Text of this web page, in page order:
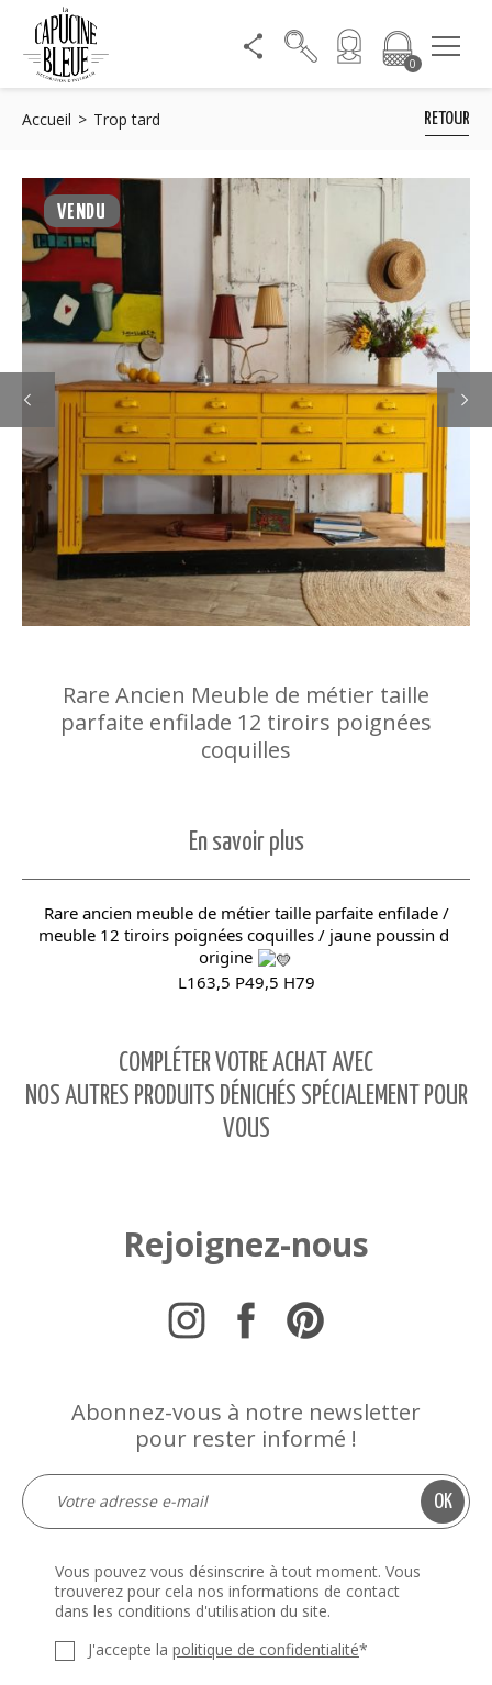
0
RETOUR
Accueil Trop tard
VENDU
Rare Ancien Meuble de métier taille
parfaite enfilade 12 tiroirs poignées
coquilles
En savoir plus
Rare ancien meuble de métier taille parfaite enfilade /
meuble 12 tiroirs poignées coquilles / jaune poussin d
origine
L163,5 P49,5 H79
COMPLÉTER VOTRE ACHAT AVEC
NOS AUTRES PRODUITS DÉNICHÉS SPÉCIALEMENT POUR
VOUS
Rejoignez-nous
Abonnez-vous à notre newsletter
pour rester informé !
Vous pouvez vous désinscrire à tout moment. Vous
trouverez pour cela nos informations de contact
dans les conditions d'utilisation du site.
J'accepte la politique de confidentialité*